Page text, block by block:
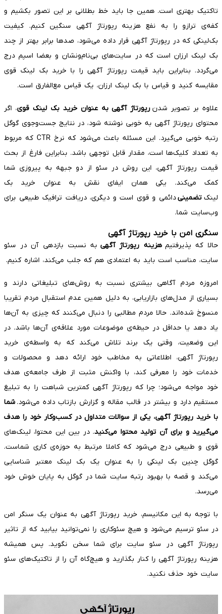
تاکتیک بهتری است. همین جا باید خط بطلانی بر این تصور بکشیم و
کفه‌ی ترازو را به نفع هزینه رپورتاژ آگهی سنگین کنیم. کیفیت
بک‌لینکی که در رپورتاژ آگهی قرار داده می‌شود، صدها برابر بهتر از چند
بک لینک ارزان است که در سایت‌های بی‌نام‌ونشان و بعضا اسپم درج
می‌گردد. بنابراین باید قیمت رپورتاژ آگهی را با خرید بک لینک قوی
مقایسه کنید و قیاس با بک لینک ارزان، یک قیاس مع‌الفارق است.
علاوه بر تصویر شدن رپورتاژ آگهی به عنوان خرید بک لینک قوی، اگر
محتوای رپورتاژ آگهی به خوبی نوشته شود، در نتایج جست‌وجوی گوگل
رتبه خوبی می‌گیرد. این مسئله باعث می‌شود که نرخ CTR که مربوط
به تعداد کلیک‌ها است، مقدار قابل توجهی باشد. بنابراین فارغ از بحث
قیمت رپورتاژ آگهی، این روش در سئو از دو جبهه به پیروزی شما
کمک می‌کند. یکی همان ایفای نقش به عنوان خرید بک
لینک تضمینیدائمی و قوی است و دیگری، دریافت ترافیک طبیعی برای
وب‌سایت شما.
سنگری امن با خرید رپورتاژ آگهی
حالا که پذیرفتیم هزینه رپورتاژ آگهی به نسبت بازدهی آن در سئو
سایت، مناسب است باید به اعتمادی هم که جلب می‌کند، اشاره کنیم.
امروزه مردم آگاهی بیشتری نسبت به روش‌های تبلیغاتی دارند و
بسیاری از مدل‌های بازاریابی، به دلیل همین عدم استقبال مردم تقریبا
منسوخ شده‌اند. حالا مردم مطالبی را دنبال می‌کنند که چیزی به آن‌ها
یاد دهد یا حداقل در حیطه‌ی موضوعات مورد علاقه‌ی آن‌ها باشد. در
این وضعیت، وقتی یک برند تلاش می‌کند که به واسطه‌ی خرید
رپورتاژ آگهی، اطلاعاتی به مخاطب خود ارائه دهد و محصولات و
خدمات خود را معرفی کند، با واکنش مثبت از طرف جامعه‌ی هدف
خود مواجه می‌شود؛ چرا که رپورتاژ آگهی کمترین شباهت را به تبلیغ
مستقیم دارد و بیشتر در قالب مقاله و گزارش بازتاب داده می‌شود.شما
با خرید رپورتاژ آگهی، یکی از سوالات متداول در کسب‌وکار خود را هدف
می‌گیرید و برای آن تولید محتوا می‌کنید. در بین این محتوا، لینک‌های
قوی و طبیعی درج می‌شود که کاملا مرتبط به حوزه‌ی کاری شماست.
گوگل چنین بک لینکی را به عنوان یک بک لینک معتبر شناسایی
می‌کند و قصه با بهبود رتبه سایت شما در گوگل به پایان خوش خود
می‌‌رسد.
با توجه به این مکانیسم، خرید رپورتاژ آگهی به عنوان یک سنگر امن
در سئو ترسیم می‌شود و هیچ سئوکاری را نمی‌توانید بیابید که از تاثیر
رپورتاژ آگهی در سئو سایت برای شما سخن نگوید. پس همیشه
هزینه رپورتاژ آگهی را کنار بگذارید و هیچ‌گاه آن را از تاکتیک‌های سئو
سایت خود حذف نکنید.